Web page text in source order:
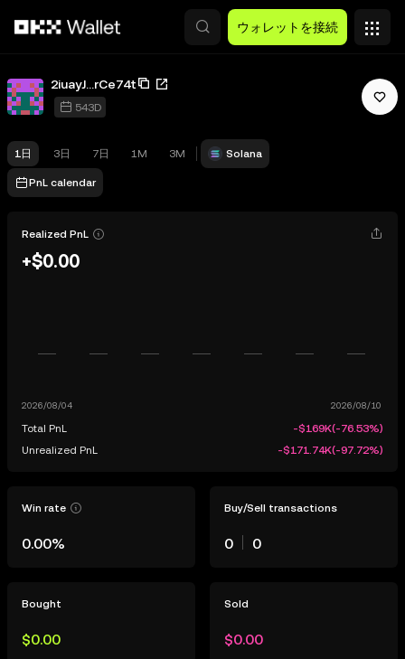
ウォレットを接続
2iuayJ...rCe74t
543D
1日 3日 7日 1M 3M Solana
PnL calendar
Realized PnL
+$0.00
Total PnL -$169K(-76.53%)
Unrealized PnL
-$171.74K(-97.72%)
Win rate
0.00%
Buy/Sell transactions
0 0
Bought
$0.00
Sold
$0.00